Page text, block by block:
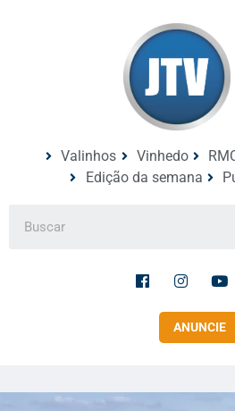
Valinhos Vinhedo
Edição da semana
ANUNCIE